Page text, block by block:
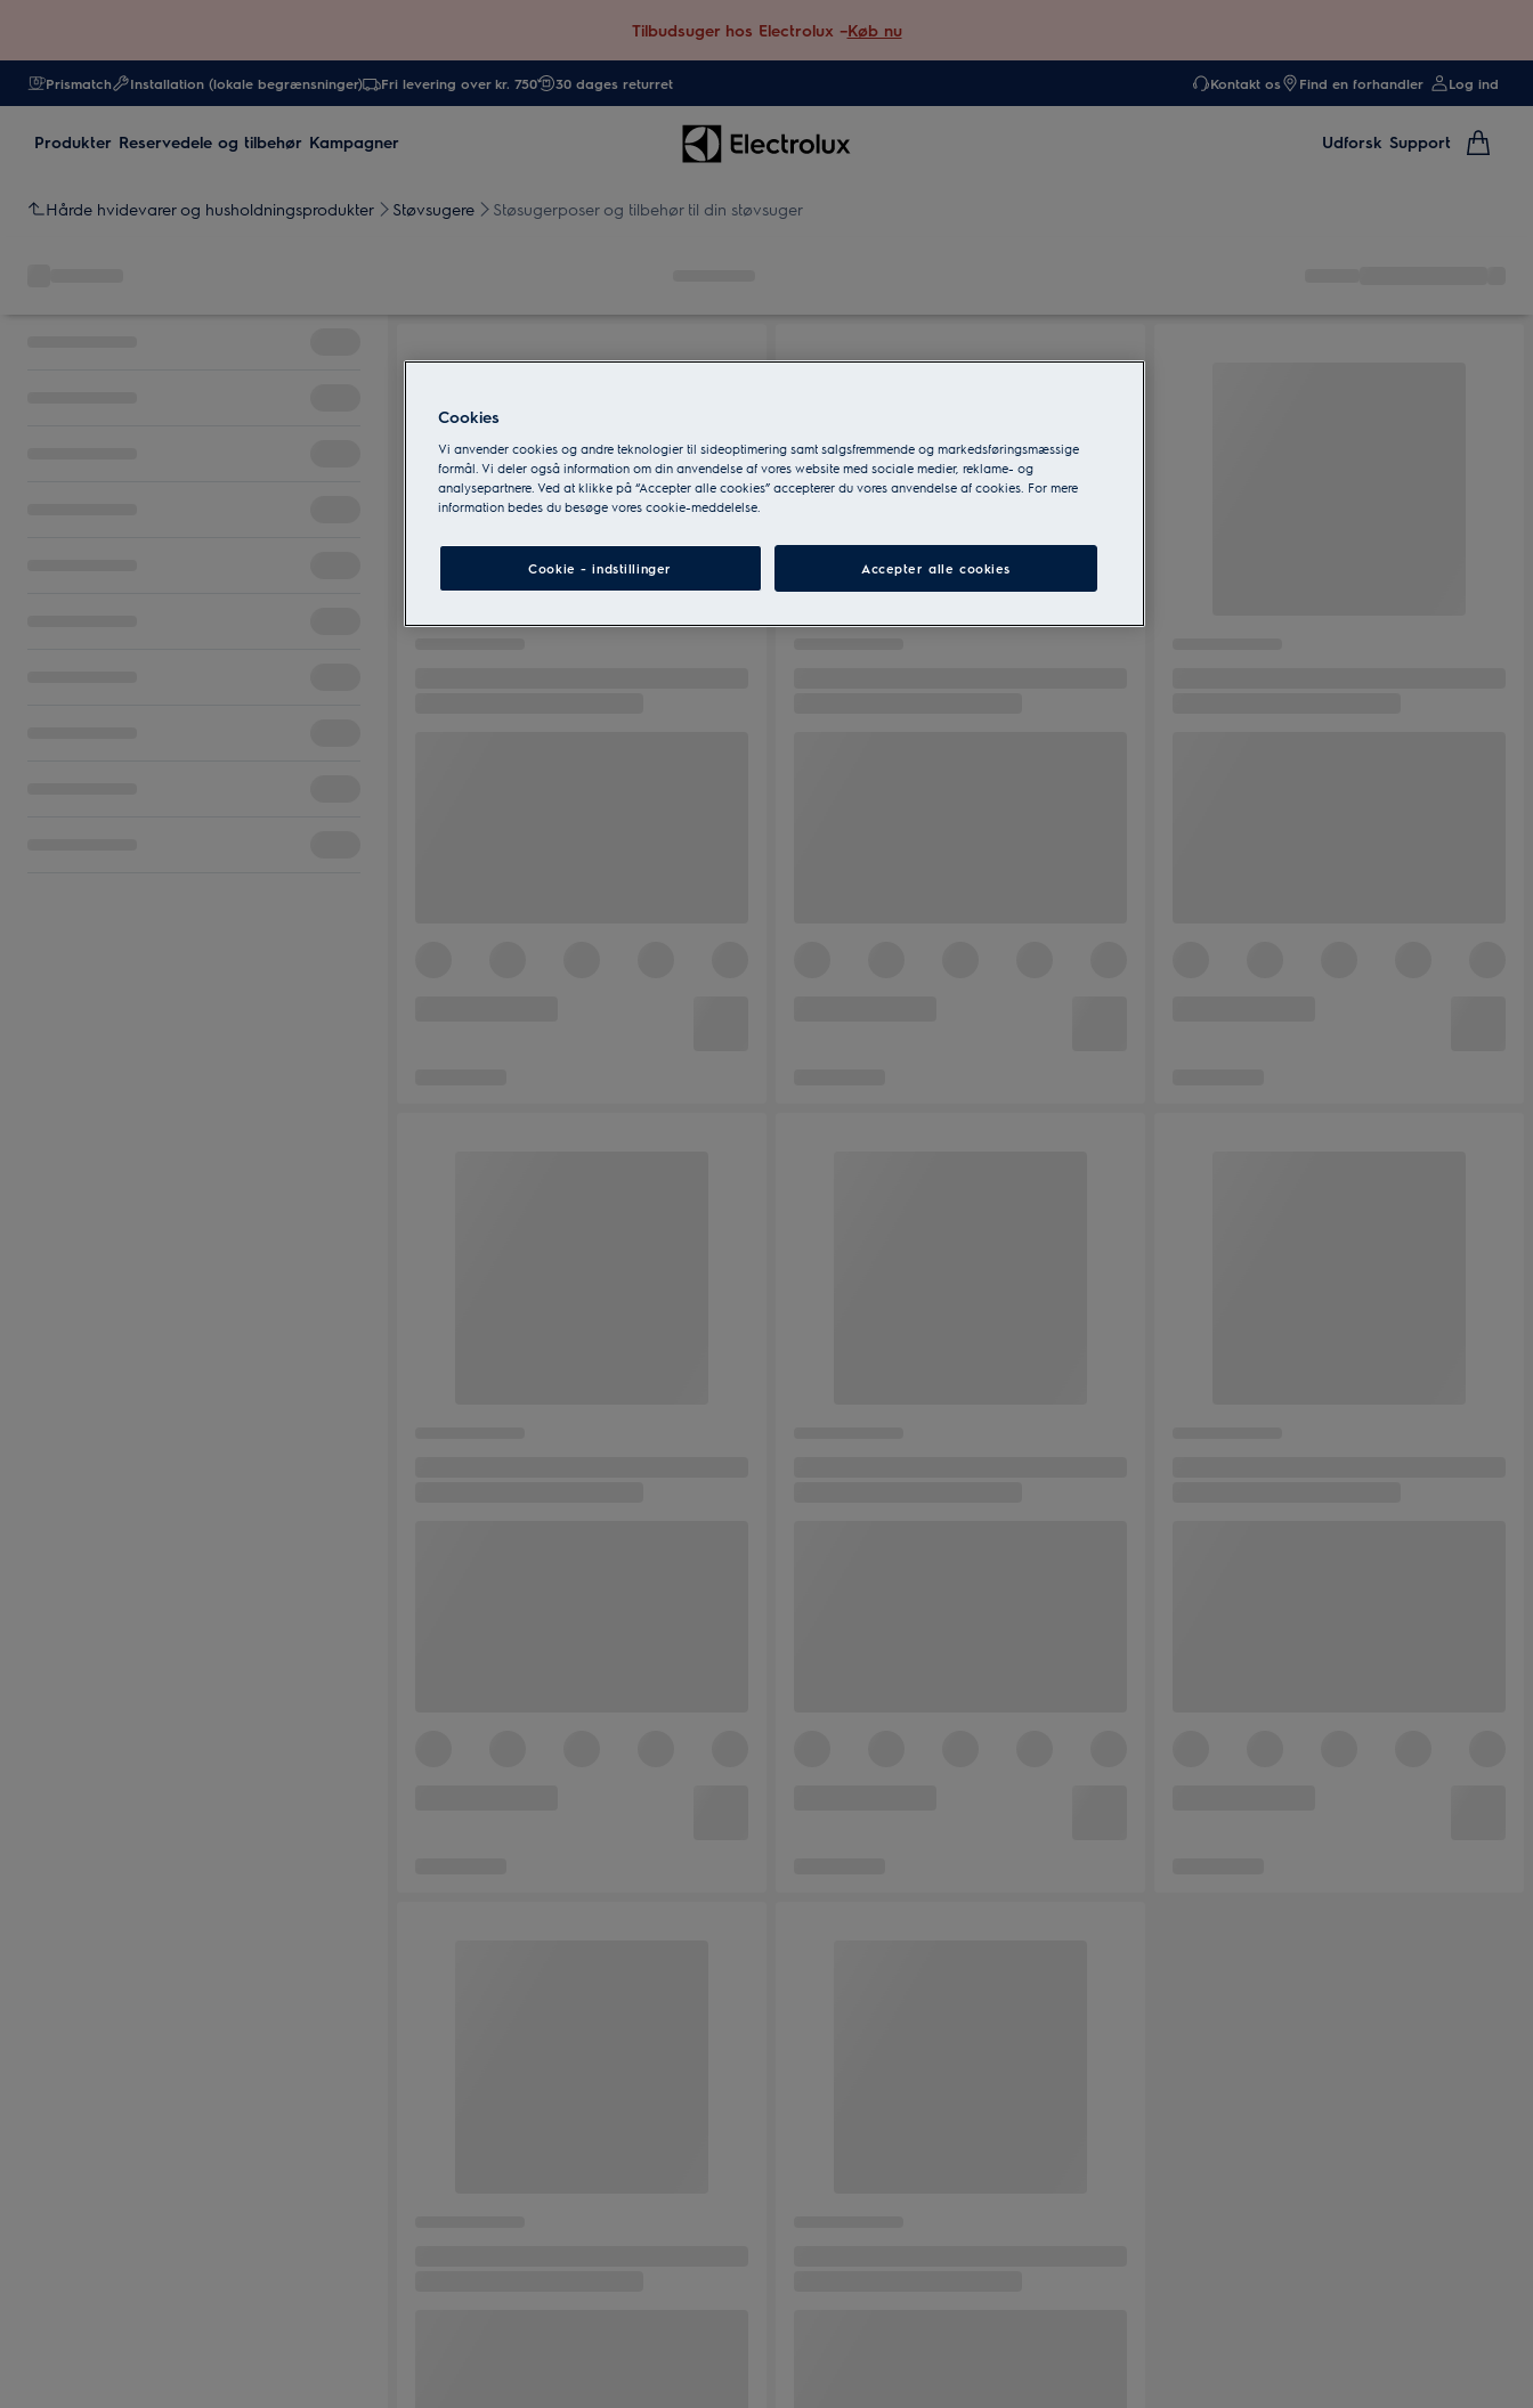
Tilbudsuger hos Electrolux –Køb nu
Prismatch Installation (lokale begrænsninger) Fri levering over kr. 750 30 dages returret Kontakt os Find en forhandler Log ind
Produkter Reservedele og tilbehør Kampagner Udforsk Support
Hårde hvidevarer og husholdningsprodukter Støvsugere Støsugerposer og tilbehør til din støvsuger
Cookies
Vi anvender cookies og andre teknologier til sideoptimering samt salgsfremmende og markedsføringsmæssige
formål. Vi deler også information om din anvendelse af vores website med sociale medier, reklame- og
analysepartnere. Ved at klikke på “Accepter alle cookies” accepterer du vores anvendelse af cookies. For mere
information bedes du besøge vores cookie-meddelelse.
Cookie - indstillinger Accepter alle cookies